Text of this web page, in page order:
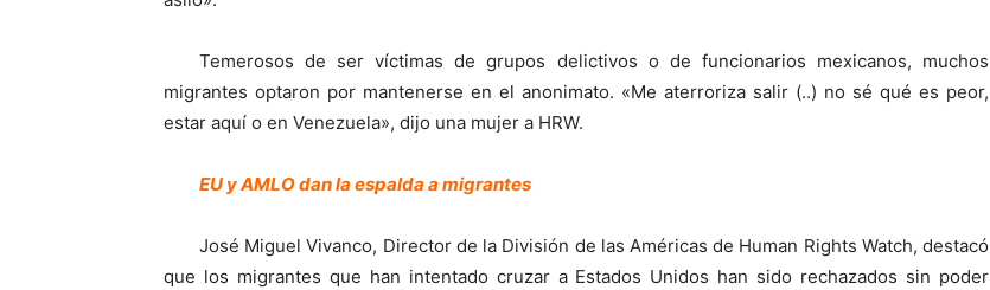
Temerosos de ser víctimas de grupos delictivos o de funcionarios mexicanos, muchos
migrantes optaron por mantenerse en el anonimato. «Me aterroriza salir (..) no sé qué es peor,
estar aquí o en Venezuela», dijo una mujer a HRW.
EU y AMLO dan la espalda a migrantes
José Miguel Vivanco, Director de la División de las Américas de Human Rights Watch, destacó
que los migrantes que han intentado cruzar a Estados Unidos han sido rechazados sin poder